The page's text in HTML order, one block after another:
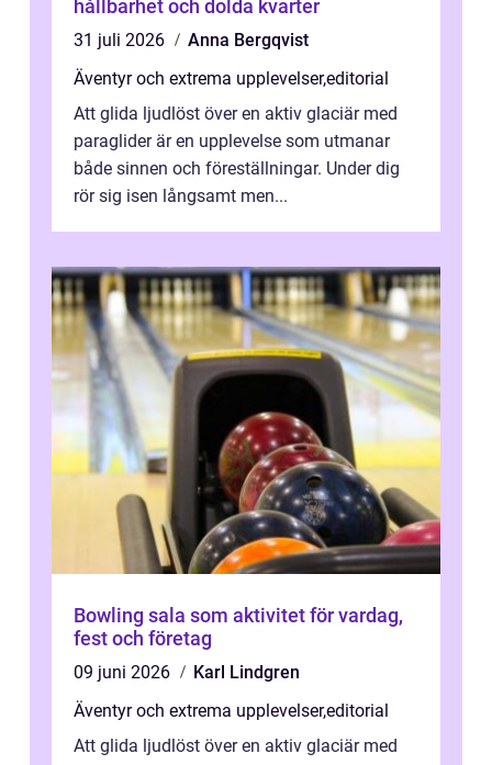
hållbarhet och dolda kvarter
31 juli 2026
Anna Bergqvist
Äventyr och extrema upplevelser,editorial
Att glida ljudlöst över en aktiv glaciär med
paraglider är en upplevelse som utmanar
både sinnen och föreställningar. Under dig
rör sig isen långsamt men...
Bowling sala som aktivitet för vardag,
fest och företag
09 juni 2026
Karl Lindgren
Äventyr och extrema upplevelser,editorial
Att glida ljudlöst över en aktiv glaciär med